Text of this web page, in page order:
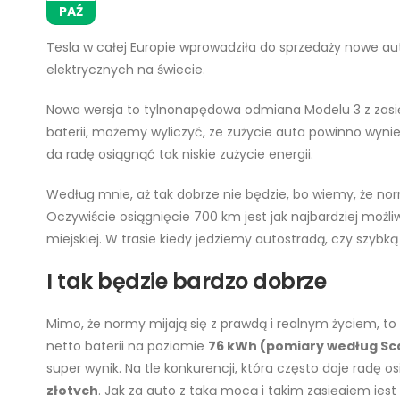
PAŹ
Tesla w całej Europie wprowadziła do sprzedaży nowe
elektrycznych na świecie.
Nowa wersja to tylnonapędowa odmiana Modelu 3 z
baterii, możemy wyliczyć, ze zużycie auta powinno
da radę osiągnąć tak niskie zużycie energii.
Według mnie, aż tak dobrze nie będzie, bo wiemy, że
Oczywiście osiągnięcie 700 km jest jak najbardziej
miejskiej. W trasie kiedy jedziemy autostradą, czy
I tak będzie bardzo dobrze
Mimo, że normy mijają się z prawdą i realnym życiem,
netto baterii na poziomie 76 kWh (pomiary według
super wynik. Na tle konkurencji, która często daje radę
złotych. Jak za auto z taką mocą i takim zasięgiem